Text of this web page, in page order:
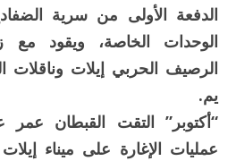
الدفعة الأولى من سرية
الوحدات الخاصة، ويقود مع
الرصيف الحربي إيلات وناقلات
يم.
“أكتوبر” التقت القبطان عمر
عمليات الإغارة على ميناء إيلات